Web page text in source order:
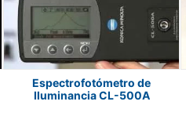
Espectrofotómetro de
Iluminancia CL-500A